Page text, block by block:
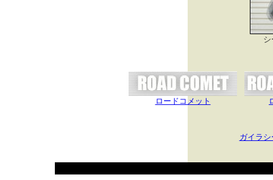
ロードコメット
ガイラ